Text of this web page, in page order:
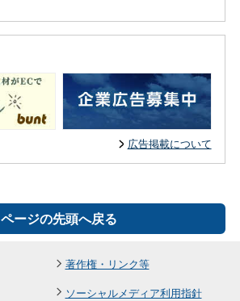
広告掲載について
ページの先頭へ戻る
著作権・リンク等
ソーシャルメディア利用指針